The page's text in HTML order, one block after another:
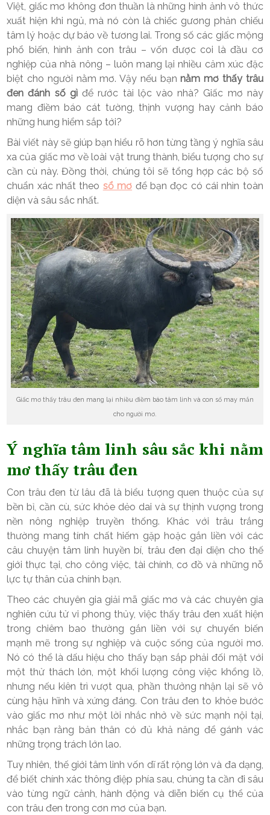
Việt, giấc mơ không đơn thuần là những hình ảnh vô thức
xuất hiện khi ngủ, mà nó còn là chiếc gương phản chiếu
tâm lý hoặc dự báo về tương lai. Trong số các giấc mộng
phổ biến, hình ảnh con trâu – vốn được coi là đầu cơ
nghiệp của nhà nông – luôn mang lại nhiều cảm xúc đặc
biệt cho người nằm mơ. Vậy nếu bạn nằm mơ thấy trâu
đen đánh số gìđể rước tài lộc vào nhà? Giấc mơ này
mang điềm báo cát tường, thịnh vượng hay cảnh báo
những hung hiểm sắp tới?
Bài viết này sẽ giúp bạn hiểu rõ hơn từng tầng ý nghĩa sâu
xa của giấc mơ về loài vật trung thành, biểu tượng cho sự
cần cù này. Đồng thời, chúng tôi sẽ tổng hợp các bộ số
chuẩn xác nhất theo sổ mơ để bạn đọc có cái nhìn toàn
diện và sâu sắc nhất.
Giấc mơ thấy trâu đen mang lại nhiều điềm báo tâm linh và con số may mắn
cho người mơ.
Ý nghĩa tâm linh sâu sắc khi nằm
mơ thấy trâu đen
Con trâu đen từ lâu đã là biểu tượng quen thuộc của sự
bền bỉ, cần cù, sức khỏe dẻo dai và sự thịnh vượng trong
nền nông nghiệp truyền thống. Khác với trâu trắng
thường mang tính chất hiếm gặp hoặc gắn liền với các
câu chuyện tâm linh huyền bí, trâu đen đại diện cho thế
giới thực tại, cho công việc, tài chính, cơ đồ và những nỗ
lực tự thân của chính bạn.
Theo các chuyên gia giải mã giấc mơ và các chuyên gia
nghiên cứu tử vi phong thủy, việc thấy trâu đen xuất hiện
trong chiêm bao thường gắn liền với sự chuyển biến
mạnh mẽ trong sự nghiệp và cuộc sống của người mơ.
Nó có thể là dấu hiệu cho thấy bạn sắp phải đối mặt với
một thử thách lớn, một khối lượng công việc khổng lồ,
nhưng nếu kiên trì vượt qua, phần thưởng nhận lại sẽ vô
cùng hậu hĩnh và xứng đáng. Con trâu đen to khỏe bước
vào giấc mơ như một lời nhắc nhở về sức mạnh nội tại,
nhắc bạn rằng bản thân có đủ khả năng để gánh vác
những trọng trách lớn lao.
Tuy nhiên, thế giới tâm linh vốn dĩ rất rộng lớn và đa dạng,
để biết chính xác thông điệp phía sau, chúng ta cần đi sâu
vào từng ngữ cảnh, hành động và diễn biến cụ thể của
con trâu đen trong cơn mơ của bạn.